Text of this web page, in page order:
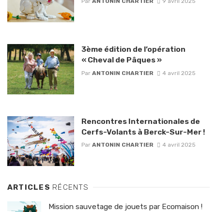
3ème édition de l’opération
« Cheval de Pâques »
Par ANTONIN CHARTIER 4 avril 2025
Rencontres Internationales de
Cerfs-Volants à Berck-Sur-Mer !
Par ANTONIN CHARTIER 4 avril 2025
ARTICLES RÉCENTS
Mission sauvetage de jouets par Ecomaison !